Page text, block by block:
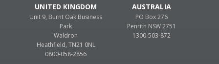
UNITED KINGDOM
Unit 9, Burnt Oak Business
Park
Waldron
Heathfield, TN21 0NL
0800-058-2856
AUSTRALIA
PO Box 276
Penrith NSW 2751
1300-503-872